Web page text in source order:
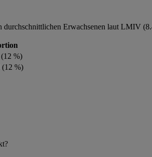
durchschnittlichen Erwachsenen laut LMIV
%)
(12 %)